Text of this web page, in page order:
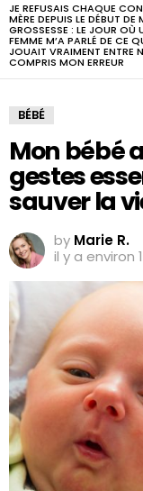
JE REFUSAIS CHAQUE
MÈRE DEPUIS LE DÉBUT DE
GROSSESSE : LE JOUR OÙ
FEMME M’A PARLÉ DE CE
JOUAIT VRAIMENT ENTRE
COMPRIS MON ERREUR
BÉBÉ
Mon bébé
gestes
sauver la
by Marie R.
il y a environ